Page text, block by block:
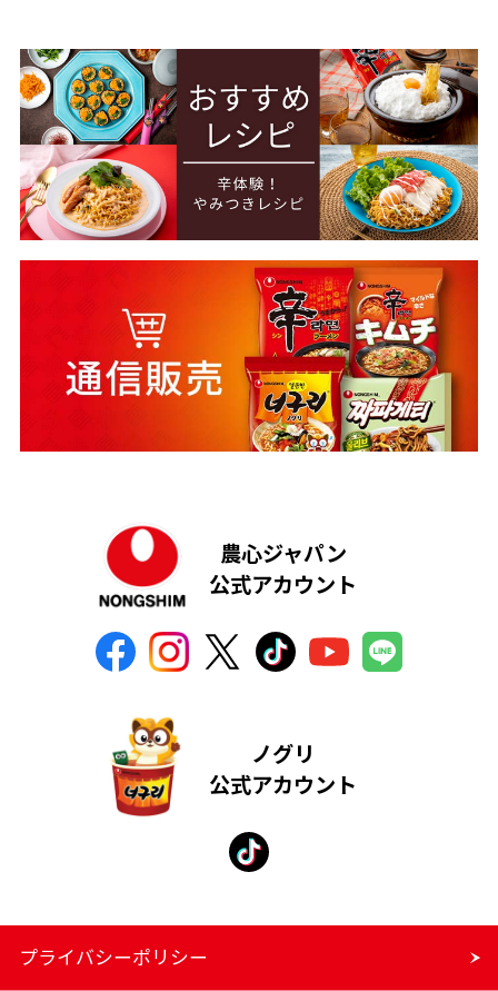
農心ジャパン
公式アカウント
ノグリ
公式アカウント
プライバシーポリシー